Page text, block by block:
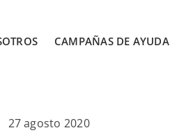
CAMPAÑAS DE AYUDA
27 agosto 2020